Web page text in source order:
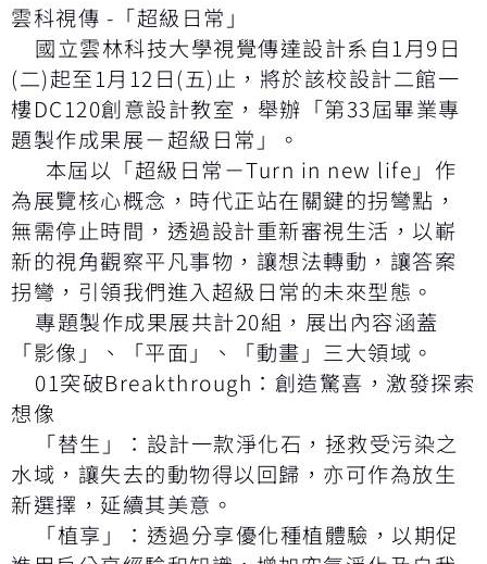
雲科視傳 -「超級日常」
國立雲林科技大學視覺傳達設計系自1月9日
(二)起至1月12日(五)止，將於該校設計二館一
樓DC120創意設計教室，舉辦「第33屆畢業專
題製作成果展－超級日常」。
本屆以「超級日常－Turn in new life」作
為展覽核心概念，時代正站在關鍵的拐彎點，
無需停止時間，透過設計重新審視生活，以嶄
新的視角觀察平凡事物，讓想法轉動，讓答案
拐彎，引領我們進入超級日常的未來型態。
專題製作成果展共計20組，展出內容涵蓋
「影像」、「平面」、「動畫」三大領域。
01突破Breakthrough：創造驚喜，激發探索
想像
「替生」：設計一款淨化石，拯救受污染之
水域，讓失去的動物得以回歸，亦可作為放生
新選擇，延續其美意。
「植享」：透過分享優化種植體驗，以期促